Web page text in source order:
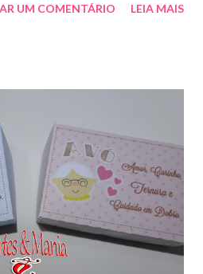
UM COMENTÁRIO LEIA MAIS